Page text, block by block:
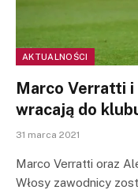
AKTUALNOŚCI
Marco Verratti
wracają do
31 marca 2021
Marco Verratti oraz
Włosy zawodnicy